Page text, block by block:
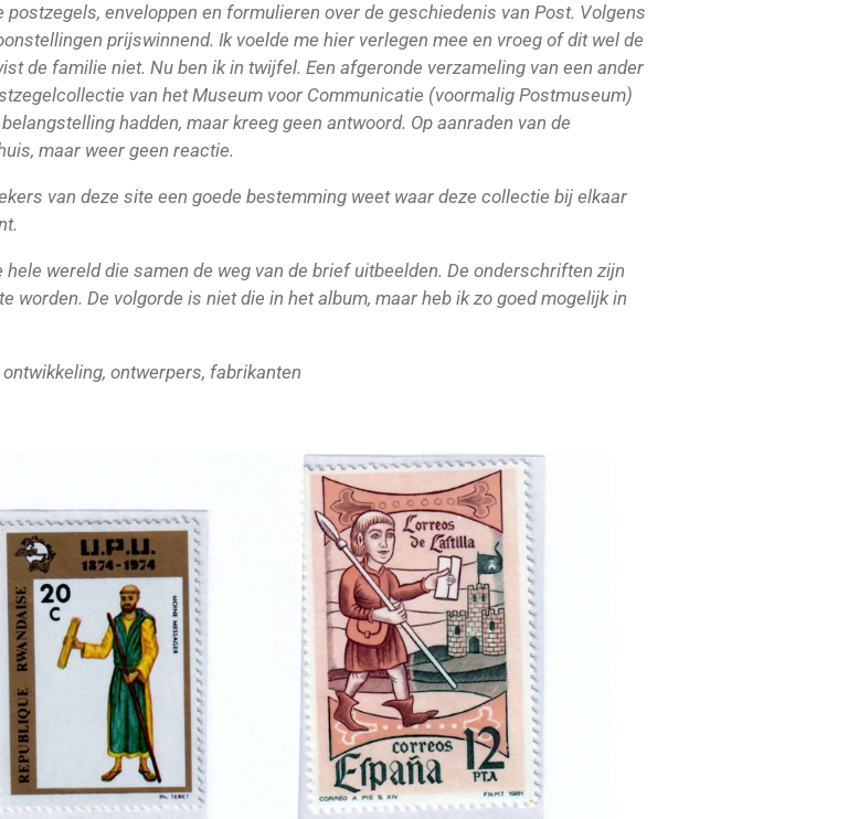
enveloppen en formulieren over de geschiedenis van Post. Volgens
prijswinnend. Ik voelde me hier verlegen mee en vroeg of dit wel de
de familie niet. Nu ben ik in twijfel. Een afgeronde verzameling van een ander
van het Museum voor Communicatie (voormalig Postmuseum)
hadden, maar kreeg geen antwoord. Op aanraden van de
maar weer geen reactie.
van deze site een goede bestemming weet waar deze collectie bij elkaar
wereld die samen de weg van de brief uitbeelden. De onderschriften zijn
worden. De volgorde is niet die in het album, maar heb ik zo goed mogelijk in
ontwerpers, fabrikanten